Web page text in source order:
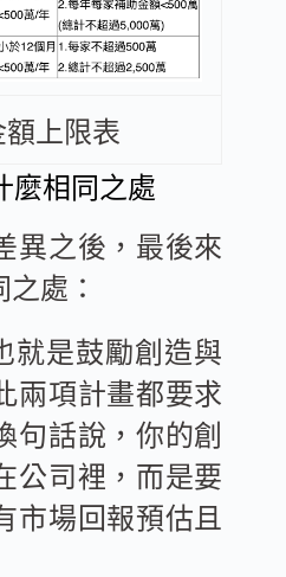
額上限表
麼相同之處
異之後，最後來
處：
就是鼓勵創造與
兩項計畫都要求
句話說，你的創
公司裡，而是要
市場回報預估且